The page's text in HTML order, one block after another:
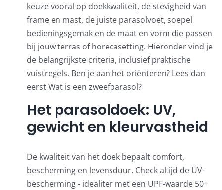
Onze merken
keuze vooral op doekkwaliteit, de stevigheid van
frame en mast, de juiste parasolvoet, soepel
bedieningsgemak en de maat en vorm die passen
bij jouw terras of horecasetting. Hieronder vind je
de belangrijkste criteria, inclusief praktische
vuistregels. Ben je aan het oriënteren? Lees dan
eerstWat is een zweefparasol?
Het parasoldoek: UV,
gewicht en kleurvastheid
De kwaliteit van het doek bepaalt comfort,
bescherming en levensduur. Check altijd de UV-
bescherming - idealiter met een UPF-waarde 50+